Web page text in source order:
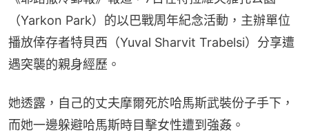
（Yarkon Park）的以巴戰周年紀念活動，主辦單位
播放倖存者特貝西（Yuval Sharvit Trabelsi）分享遭
遇突襲的親身經歷。
她透露，自己的丈夫摩爾死於哈馬斯武裝份子手下，
而她一邊躲避哈馬斯時目擊女性遭到強姦。